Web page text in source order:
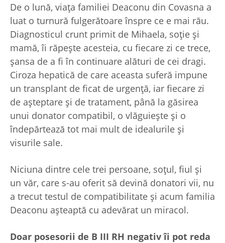
De o lună, viața familiei Deaconu din Covasna a
luat o turnură fulgerătoare înspre ce e mai rău.
Diagnosticul crunt primit de Mihaela, soție și
mamă, îi răpește acesteia, cu fiecare zi ce trece,
șansa de a fi în continuare alături de cei dragi.
Ciroza hepatică de care aceasta suferă impune
un transplant de ficat de urgență, iar fiecare zi
de așteptare și de tratament, până la găsirea
unui donator compatibil, o vlăguiește și o
îndepărtează tot mai mult de idealurile și
visurile sale.
Niciuna dintre cele trei persoane, soțul, fiul și
un văr, care s-au oferit să devină donatori vii, nu
a trecut testul de compatibilitate și acum familia
Deaconu așteaptă cu adevărat un miracol.
Doar posesorii de B III RH negativ îi pot reda